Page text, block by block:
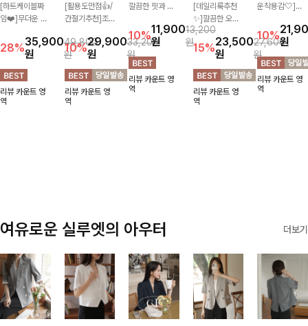
[하트케이블짜
임❤️]무더운 여
낭만같은 티셔츠
소재감에서 주는
포인트와 금장으
로 고급스러움도
놓치지 말아요♥
28%35,900
원
49,800
원
리뷰 카운트 영
역
[활용도만점👍/
간절기추천]조
색으로 감각적이
면서 단독부터
세트까지 활용도
높게 즐기는 셔
츠+나시 SET!
캐주얼한 감성으
10%29,900
원
33,200
원
리뷰 카운트 영
역
깔끔한 핏과 디
소재로 밋밋함
없이 착용 가능
하며 심플하게
입어도 좋고 레
이어드해서 입어
도 좋은 데일리
10%11,900
원
13,200
원
리뷰 카운트 영
역
[데일리룩추천
✨]깔끔한 오픈
카라넥과 조화로
운 배색이 들어
간 스트라이프
패턴으로 단정하
고 캐주얼한 무
드를 선사하는
반팔 티셔츠에
15%23,500
원
27,600
원
리뷰 카운트 영
역
운착용감🤍]린
럴한 플라워 프
린팅이 포인트가
되어 하나만으로
도 감성 있는 스
타일을 완성해드
리는 티셔츠-🌼
10%원
리뷰 카운트 영
역
여유로운 실루엣의 아우터 더보기